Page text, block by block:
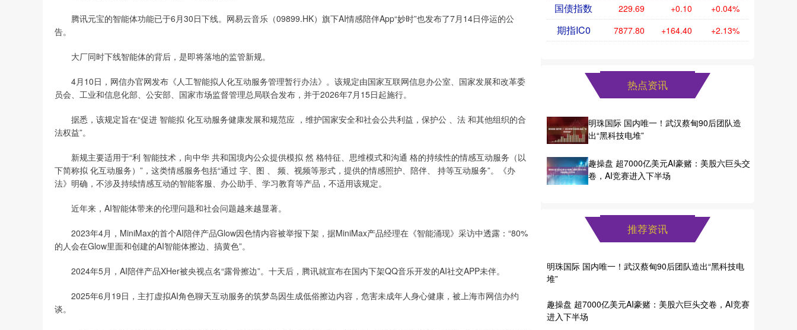
腾讯元宝的智能体功能已于6月30日下线。网易云音乐（09899.HK）旗下AI情感陪伴App“妙时”也发布了7月14日停运的公
告。
大厂同时下线智能体的背后，是即将落地的监管新规。
4月10日，网信办官网发布《人工智能拟人化互动服务管理暂行办法》。该规定由国家互联网信息办公室、国家发展和改革委
员会、工业和信息化部、公安部、国家市场监督管理总局联合发布，并于2026年7月15日起施行。
据悉，该规定旨在“促进 智能拟 化互动服务健康发展和规范应 ，维护国家安全和社会公共利益，保护公 、法 和其他组织的合
法权益”。
新规主要适用于“利 智能技术，向中华 共和国境内公众提供模拟 然 格特征、思维模式和沟通 格的持续性的情感互动服务（以
下简称拟 化互动服务）”，这类情感服务包括“通过 字、图 、 频、视频等形式，提供的情感照护、陪伴、 持等互动服务”。《办
法》明确，不涉及持续情感互动的智能客服、办公助手、学习教育等产品，不适用该规定。
近年来，AI智能体带来的伦理问题和社会问题越来越显著。
2023年4月，MiniMax的首个AI陪伴产品Glow因色情内容被举报下架，据MiniMax产品经理在《智能涌现》采访中透露：“80%
的人会在Glow里面和创建的AI智能体擦边、搞黄色”。
2024年5月，AI陪伴产品XHer被央视点名“露骨擦边”。十天后，腾讯就宣布在国内下架QQ音乐开发的AI社交APP未伴。
2025年6月19日，主打虚拟AI角色聊天互动服务的筑梦岛因生成低俗擦边内容，危害未成年人身心健康，被上海市网信办约
谈。
国债指数 229.69 +0.10 +0.04%
期指IC0 7877.80 +164.40 +2.13%
热点资讯
明珠国际 国内唯一！武汉蔡甸90后团队造
出“黑科技电堆”
趣操盘 超7000亿美元AI豪赌：美股六巨头交
卷，AI竞赛进入下半场
推荐资讯
明珠国际 国内唯一！武汉蔡甸90后团队造出“黑科技电
堆”
趣操盘 超7000亿美元AI豪赌：美股六巨头交卷，AI竞赛
进入下半场